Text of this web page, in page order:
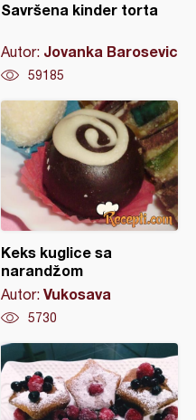
Savršena kinder torta
Autor: Jovanka Barosevic
59185
Keks kuglice sa
narandžom
Autor: Vukosava
5730